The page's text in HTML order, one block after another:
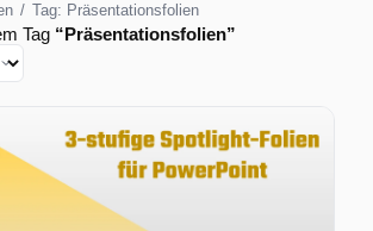
/ Tag: Präsentationsfolien
Tag “Präsentationsfolien”